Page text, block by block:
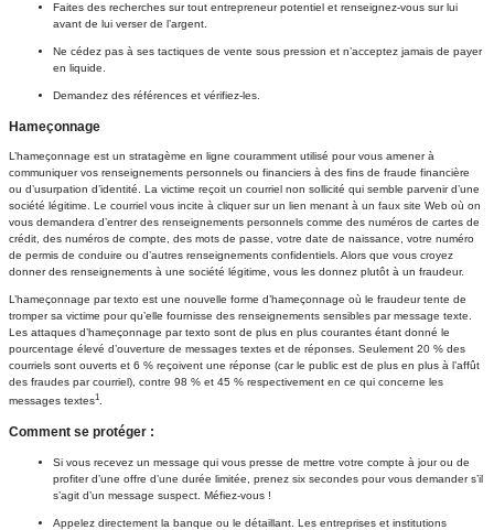
Faites des recherches sur tout entrepreneur potentiel et renseignez-vous sur lui
avant de lui verser de l’argent.
Ne cédez pas à ses tactiques de vente sous pression et n’acceptez jamais de payer
en liquide.
Demandez des références et vérifiez-les.
Hameçonnage
L’hameçonnage est un stratagème en ligne couramment utilisé pour vous amener à
communiquer vos renseignements personnels ou financiers à des fins de fraude financière
ou d’usurpation d’identité. La victime reçoit un courriel non sollicité qui semble parvenir d’une
société légitime. Le courriel vous incite à cliquer sur un lien menant à un faux site Web où on
vous demandera d’entrer des renseignements personnels comme des numéros de cartes de
crédit, des numéros de compte, des mots de passe, votre date de naissance, votre numéro
de permis de conduire ou d’autres renseignements confidentiels. Alors que vous croyez
donner des renseignements à une société légitime, vous les donnez plutôt à un fraudeur.
L’hameçonnage par texto est une nouvelle forme d’hameçonnage où le fraudeur tente de
tromper sa victime pour qu’elle fournisse des renseignements sensibles par message texte.
Les attaques d’hameçonnage par texto sont de plus en plus courantes étant donné le
pourcentage élevé d’ouverture de messages textes et de réponses. Seulement 20 % des
courriels sont ouverts et 6 % reçoivent une réponse (car le public est de plus en plus à l’affût
des fraudes par courriel), contre 98 % et 45 % respectivement en ce qui concerne les
messages textes1.
Comment se protéger :
Si vous recevez un message qui vous presse de mettre votre compte à jour ou de
profiter d’une offre d’une durée limitée, prenez six secondes pour vous demander s’il
s’agit d’un message suspect. Méfiez-vous !
Appelez directement la banque ou le détaillant. Les entreprises et institutions